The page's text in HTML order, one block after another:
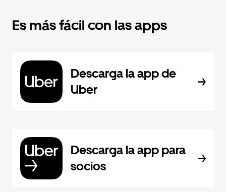
Es más fácil con las apps
Descarga la app de
Uber
Descarga la app para
socios